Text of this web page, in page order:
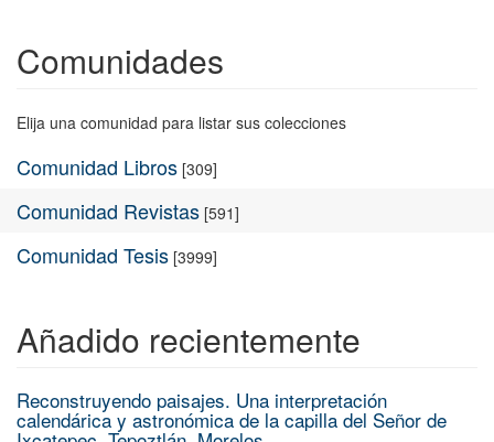
Comunidades
Elija una comunidad para listar sus colecciones
Comunidad Libros [309]
Comunidad Revistas [591]
Comunidad Tesis [3999]
Añadido recientemente
Reconstruyendo paisajes. Una interpretación
calendárica y astronómica de la capilla del Señor de